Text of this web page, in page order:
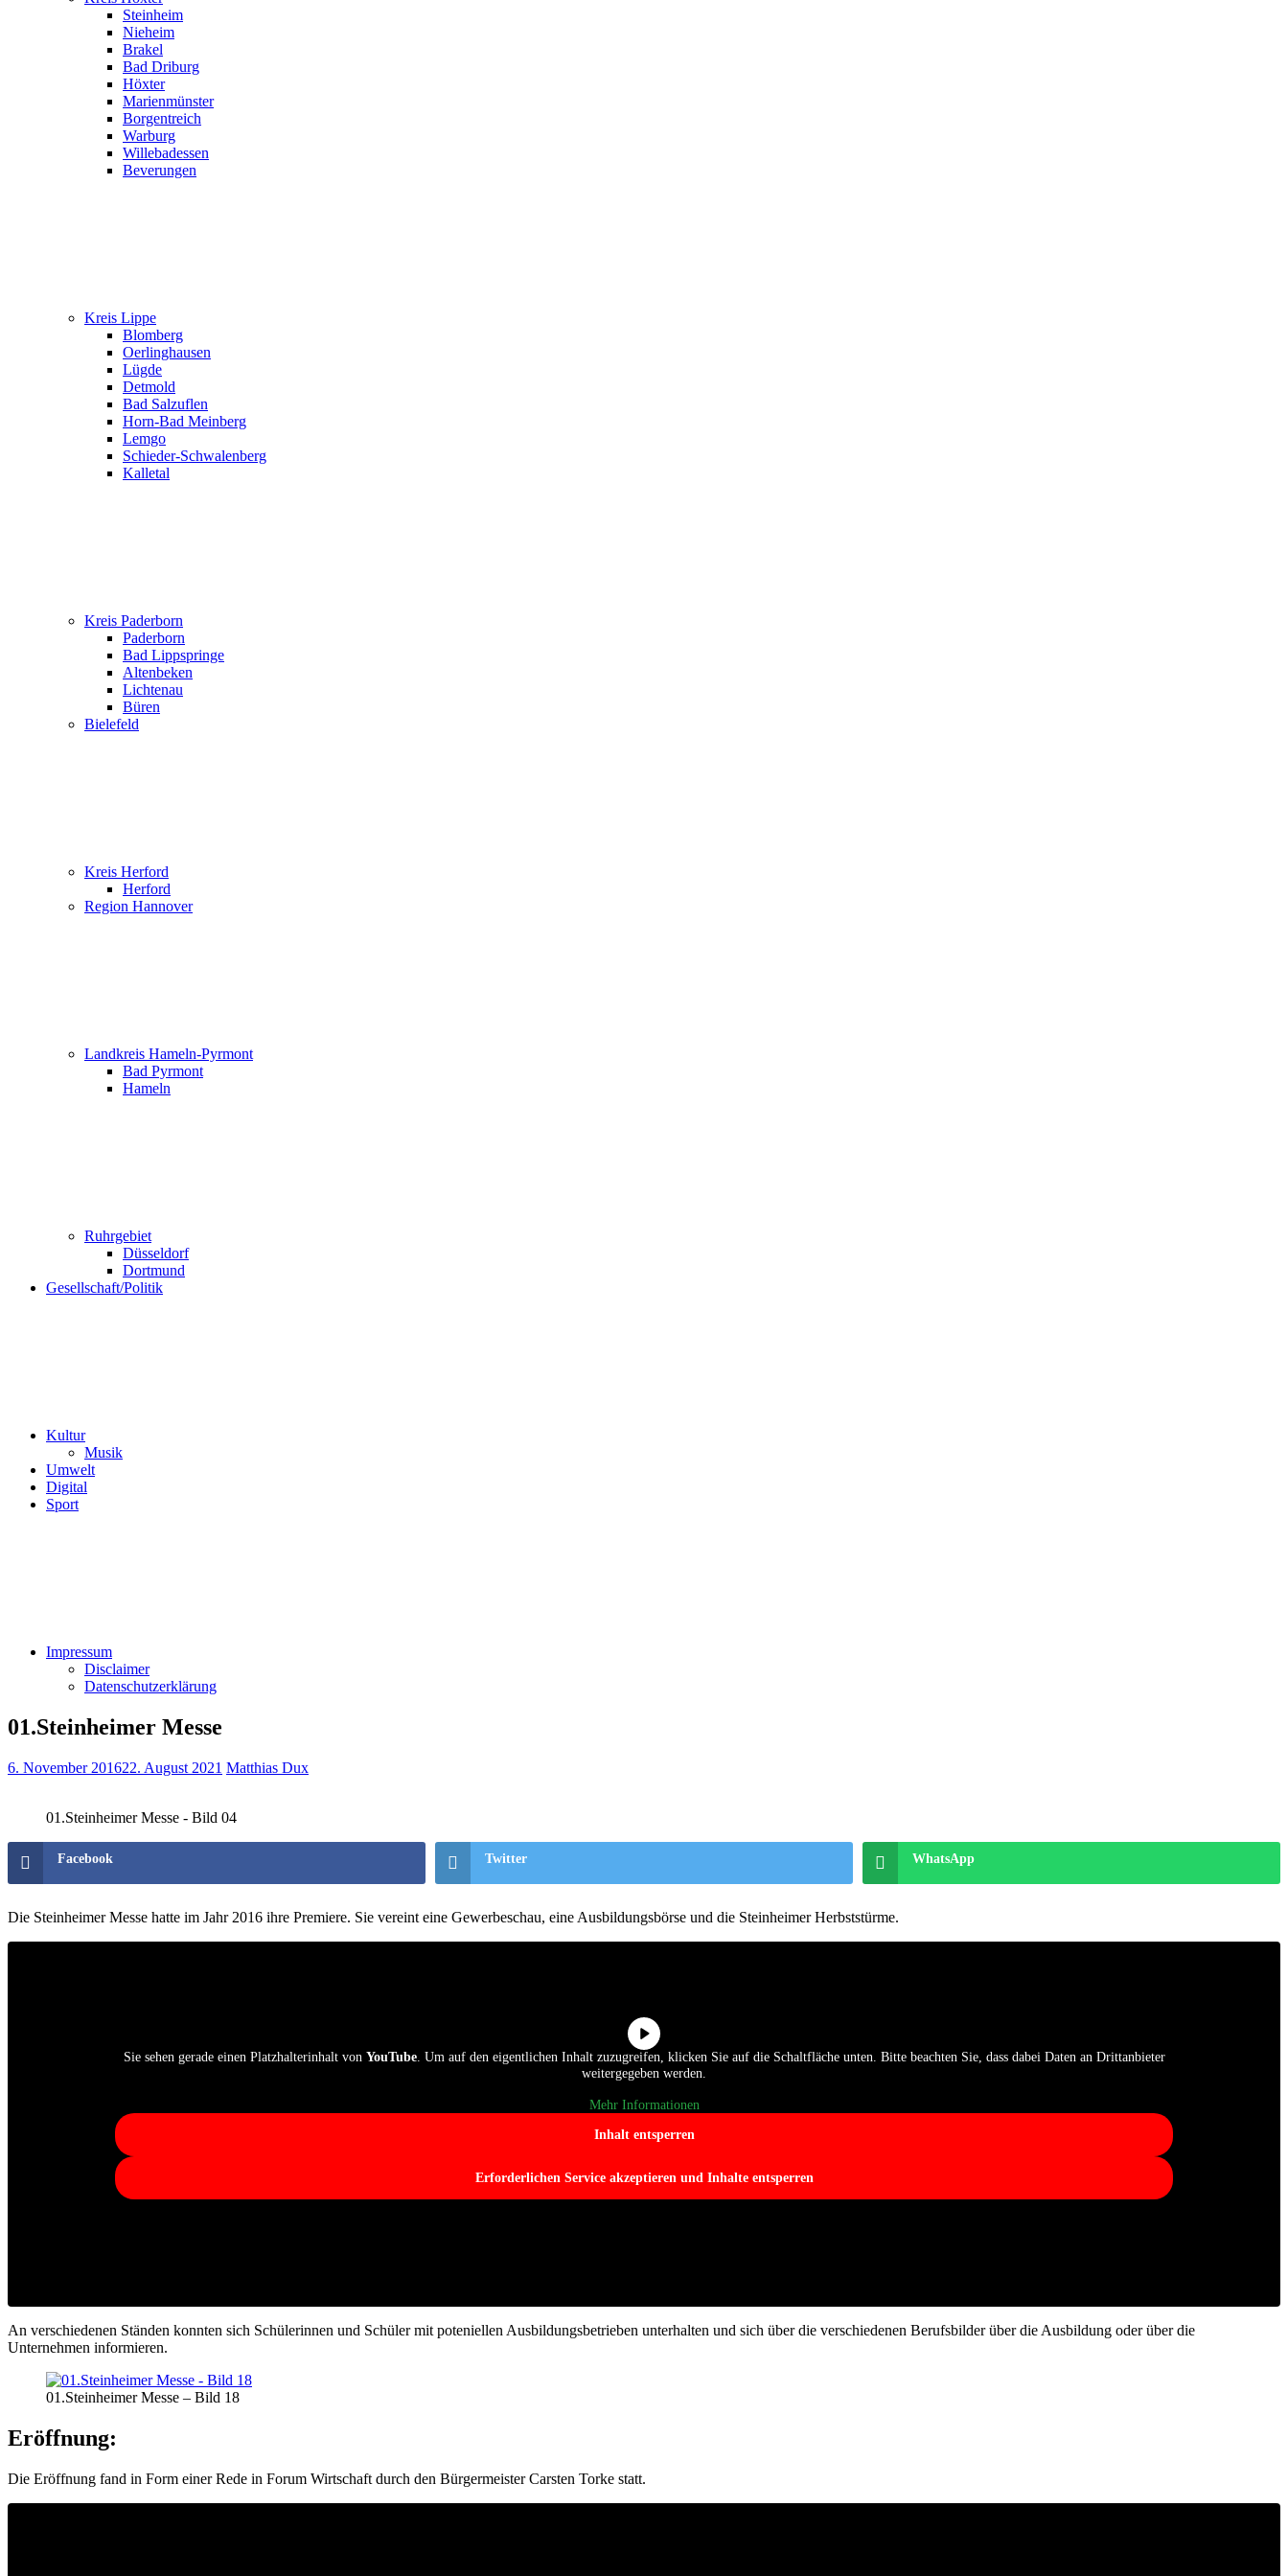
Steinheim
Nieheim
Brakel
Bad Driburg
Höxter
Marienmünster
Borgentreich
Warburg
Willebadessen
Beverungen
Kreis Lippe
Blomberg
Oerlinghausen
Lügde
Detmold
Bad Salzuflen
Horn-Bad Meinberg
Lemgo
Schieder-Schwalenberg
Kalletal
Kreis Paderborn
Paderborn
Bad Lippspringe
Altenbeken
Lichtenau
Büren
Bielefeld
Kreis Herford
Herford
Region Hannover
Landkreis Hameln-Pyrmont
Bad Pyrmont
Hameln
Ruhrgebiet
Düsseldorf
Dortmund
Gesellschaft/Politik
Kultur
Musik
Umwelt
Digital
Sport
Impressum
Disclaimer
Datenschutzerklärung
01.Steinheimer Messe
6. November 201622. August 2021 Matthias Dux
01.Steinheimer Messe - Bild 04
Facebook Twitter WhatsApp
Die Steinheimer Messe hatte im Jahr 2016 ihre Premiere. Sie vereint eine Gewerbeschau, eine Ausbildungsbörse und die Steinheimer Herbststürme.
Sie sehen gerade einen Platzhalterinhalt von YouTube. Um auf den eigentlichen Inhalt zuzugreifen, klicken Sie auf die Schaltfläche unten. Bitte beachten Sie, dass dabei Daten an Drittanbieter
weitergegeben werden.
Mehr Informationen
Inhalt entsperren
Erforderlichen Service akzeptieren und Inhalte entsperren
An verschiedenen Ständen konnten sich Schülerinnen und Schüler mit poteniellen Ausbildungsbetrieben unterhalten und sich über die verschiedenen Berufsbilder über die Ausbildung oder über die
Unternehmen informieren.
01.Steinheimer Messe – Bild 18
Eröffnung:
Die Eröffnung fand in Form einer Rede in Forum Wirtschaft durch den Bürgermeister Carsten Torke statt.